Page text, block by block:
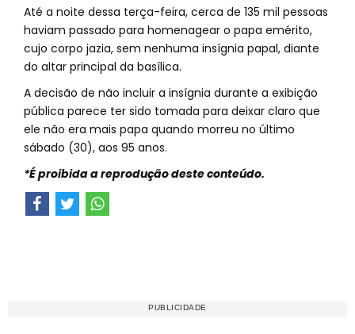
Até a noite dessa terça-feira, cerca de 135 mil pessoas
haviam passado para homenagear o papa emérito,
cujo corpo jazia, sem nenhuma insígnia papal, diante
do altar principal da basílica.
A decisão de não incluir a insígnia durante a exibição
pública parece ter sido tomada para deixar claro que
ele não era mais papa quando morreu no último
sábado (30), aos 95 anos.
*É proibida a reprodução deste conteúdo.